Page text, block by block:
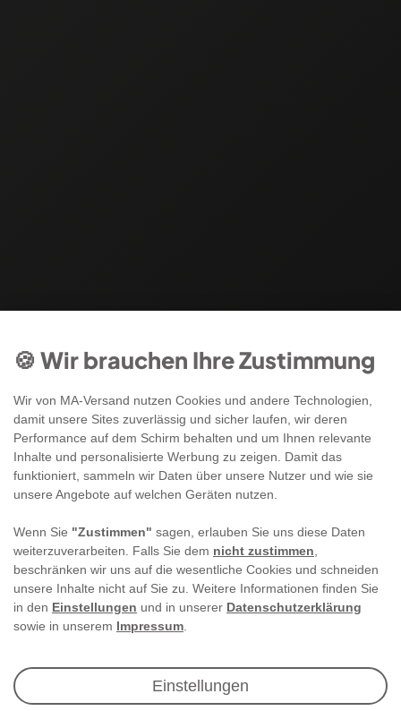
🍪 Wir brauchen Ihre Zustimmung
Wir von MA-Versand nutzen Cookies und andere Technologien,
damit unsere Sites zuverlässig und sicher laufen, wir deren
Performance auf dem Schirm behalten und um Ihnen relevante
Inhalte und personalisierte Werbung zu zeigen. Damit das
funktioniert, sammeln wir Daten über unsere Nutzer und wie sie
unsere Angebote auf welchen Geräten nutzen.
Wenn Sie "Zustimmen" sagen, erlauben Sie uns diese Daten
weiterzuverarbeiten. Falls Sie dem nicht zustimmen
beschränken wir uns auf die wesentliche Cookies und schneiden
unsere Inhalte nicht auf Sie zu. Weitere Informationen finden Sie
in den Einstellungen und in unserer Datenschutzerklärung
sowie in unserem Impressum
Einstellungen
Newsletter Anmeldung